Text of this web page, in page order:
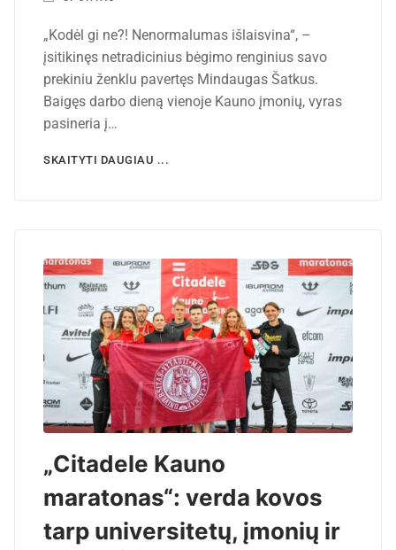
„Kodėl gi ne?! Nenormalumas išlaisvina“, –
įsitikinęs netradicinius bėgimo renginius savo
prekiniu ženklu pavertęs Mindaugas Šatkus.
Baigęs darbo dieną vienoje Kauno įmonių, vyras
pasineria į…
SKAITYTI DAUGIAU ...
„Citadele Kauno
maratonas“: verda kovos
tarp universitetų, įmonių ir